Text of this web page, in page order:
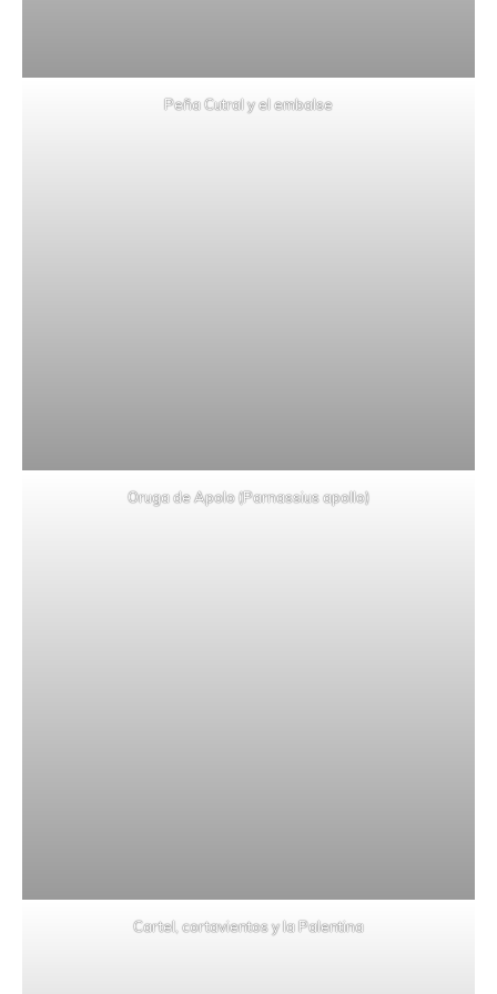
Peña Cutral y el embalse
Oruga de Apolo (Parnassius apollo)
Cartel, cortavientos y la Palentina